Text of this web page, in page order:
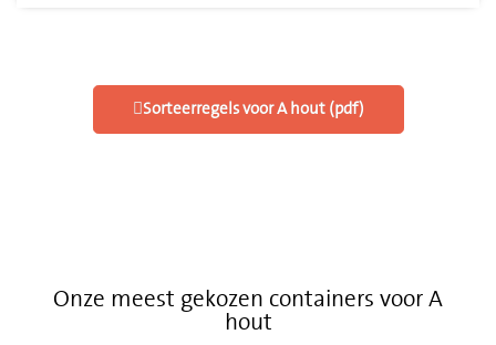
Sorteerregels voor A hout (pdf)
Onze meest gekozen containers voor A
hout